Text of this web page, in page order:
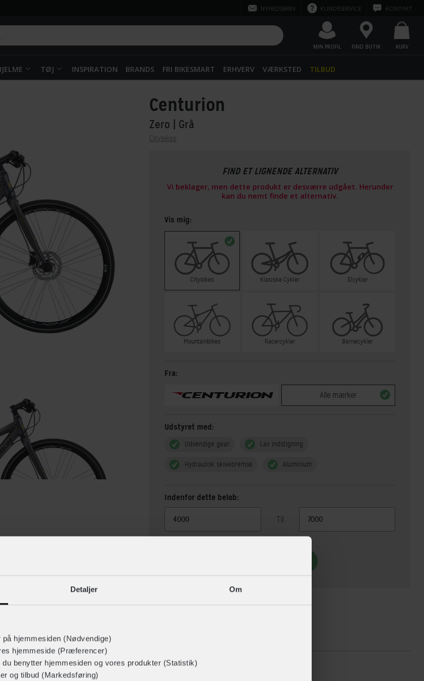
Detaljer Om
hjemmesiden (Nødvendige)
hjemmeside (Præferencer)
benytter hjemmesiden og vores produkter (Statistik)
og tilbud (Markedsføring)
NYHEDSBREV KUNDESERVICE KONTAKT
MIN PROFIL FIND BUTIK KURV
TØJ INSPIRATION BRANDS FRI BIKESMART ERHVERV VÆRKSTED TILBUD
Centurion
Zero | Grå
Citybikes
FIND ET LIGNENDE ALTERNATIV
Vi beklager, men dette produkt er desværre udgået. Herunder
kan du nemt finde et alternativ.
Vis mig:
Citybikes Klasiske Cykler Elcykler
Mountainbikes Racercykler Børnecykler
Fra:
Alle mærker
Udstyret med:
Udvendige gear Lav indstigning
Hydraulisk skivebremse Aluminium
Indenfor dette beløb:
Til